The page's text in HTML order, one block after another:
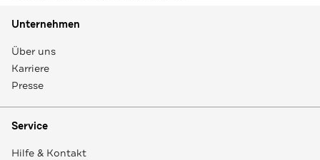
Unternehmen
Über uns
Karriere
Presse
Service
Hilfe & Kontakt